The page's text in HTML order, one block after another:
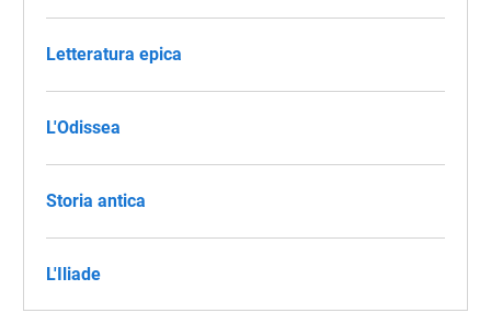
Letteratura epica
L'Odissea
Storia antica
L'Iliade